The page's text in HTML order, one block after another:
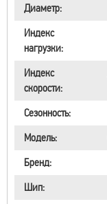
Диаметр:
Индекс
нагрузки:
Индекс
скорости:
Сезонность:
Модель:
Бренд:
Шип: